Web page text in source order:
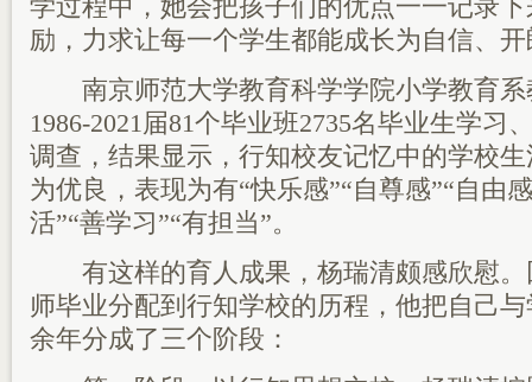
学过程中，她会把孩子们的优点一一记录
励，力求让每一个学生都能成长为自信、
南京师范大学教育科学学院小学教育系
1986-2021届81个毕业班2735名毕业生学习
调查，结果显示，行知校友记忆中的学校
为优良，表现为有“快乐感”“自尊感”“自由
活”“善学习”“有担当”。
有这样的育人成果，杨瑞清颇感欣慰。
师毕业分配到行知学校的历程，他把自己
余年分成了三个阶段：